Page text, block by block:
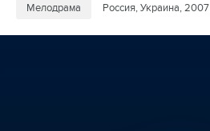
Мелодрама Россия, Украина, 2007